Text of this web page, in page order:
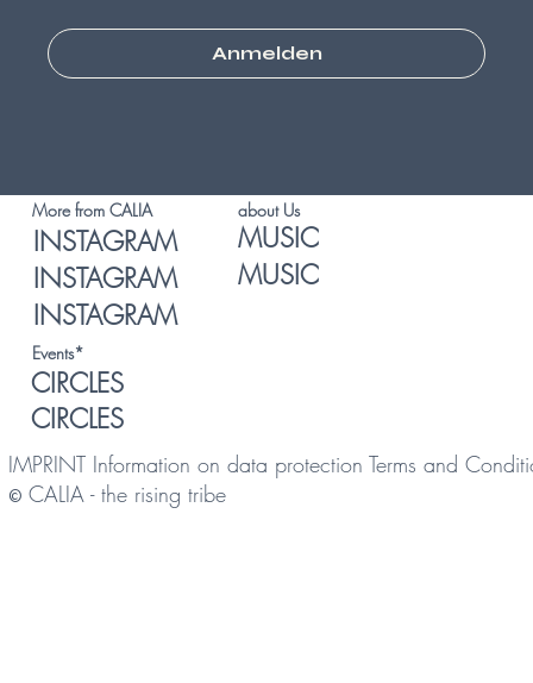
Anmelden
IMPRINT Information on data protection Terms and
© CALIA - the rising tribe
More from CALIA
INSTAGRAM
INSTAGRAM
INSTAGRAM
about Us
MUSIC
MUSIC
Events*
CIRCLES
CIRCLES